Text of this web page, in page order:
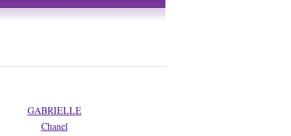
GABRIELLE
Chanel